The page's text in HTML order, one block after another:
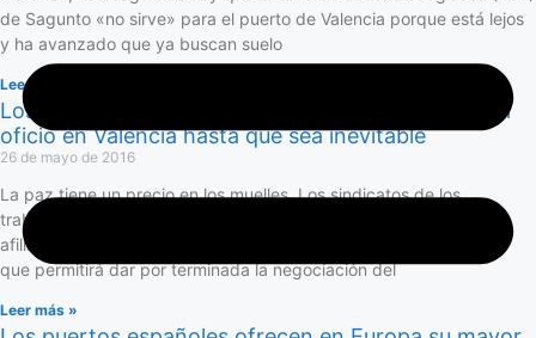
de Sagunto «no sirve» para el puerto de Valencia porque está lejos
y ha avanzado que ya buscan suelo
Leer más »
Los sindicatos de la estiba frenan el libre acceso al
oficio en Valencia hasta que sea inevitable
26 de mayo de 2016
La paz tiene un precio en los muelles. Los sindicatos de los
trabajadores de la estiba están celebrando asambleas con sus
afiliados como paso previo a la del conjunto de los trabajadores,
que permitirá dar por terminada la negociación del
Leer más »